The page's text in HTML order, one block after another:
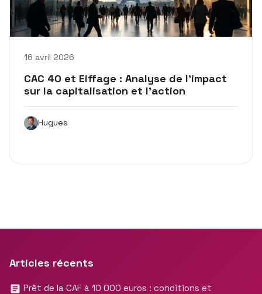
16 avril 2026
CAC 40 et Eiffage : Analyse de l’impact
sur la capitalisation et l’action
Hugues
Articles récents
Prêt de la CAF à 10 000 euros : conditions et